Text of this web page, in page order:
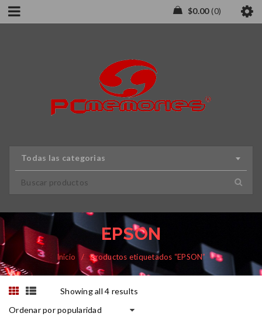
$0.00 0
Todas las categorias
EPSON
Inicio / Productos etiquetados “EPSON”
Showing all 4 results
Ordenar por popularidad